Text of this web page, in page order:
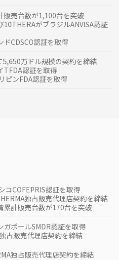
販売台数が1,100台を突破
10THERAがブラジルANVISA認証
ドCDSCO認証を取得
5,650万ドル規模の契約を締結
TFDA認証を取得
ピンFDA認証を取得
コCOFEPRIS認証を取得
独占販売代理店契約を締結
累計販売台数が170台を突破
ガポールSMDR認証を取得
占販売代理店契約を締結
独占販売代理店契約を締結